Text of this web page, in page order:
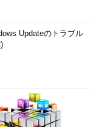
Updateのトラブル